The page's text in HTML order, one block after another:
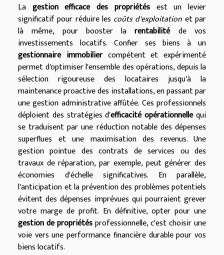
La gestion efficace des propriétésest un levier
significatif pour réduire les coûts d'exploitation et par
là même, pour booster larentabilitéde vos
investissements locatifs. Confier ses biens à un
gestionnaire immobiliercompétent et expérimenté
permet d'optimiser l'ensemble des opérations, depuis la
sélection rigoureuse des locataires jusqu'à la
maintenance proactive des installations, en passant par
une gestion administrative affûtée. Ces professionnels
déploient des stratégies d'efficacité opérationnellequi
se traduisent par une réduction notable des dépenses
superflues et une maximisation des revenus. Une
gestion pointue des contrats de services ou des
travaux de réparation, par exemple, peut générer des
économies d'échelle significatives. En parallèle,
l'anticipation et la prévention des problèmes potentiels
évitent des dépenses imprévues qui pourraient grever
votre marge de profit. En définitive, opter pour une
gestion de propriétésprofessionnelle, c'est choisir une
voie vers une performance financière durable pour vos
biens locatifs.